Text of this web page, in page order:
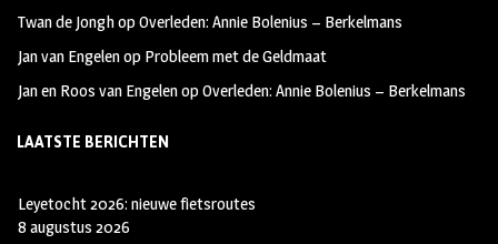
Twan de JonghopOverleden: Annie Bolenius – Berkelmans
Jan van Engelenop Probleem met de Geldmaat
Jan en Roos van EngelenopOverleden: Annie Bolenius – Berkelmans
LAATSTE BERICHTEN
Leyetocht 2026: nieuwe fietsroutes
8 augustus 2026